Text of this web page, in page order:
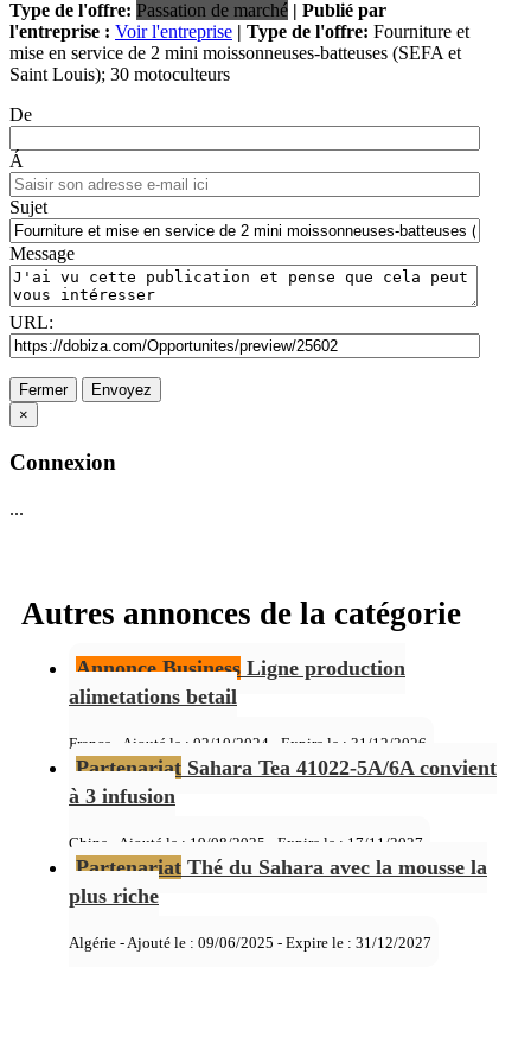
Type de l'offre: Passation de marché
| Publié par
l'entreprise : Voir l'entreprise | Type de l'offre: Fourniture et
mise en service de 2 mini moissonneuses-batteuses (SEFA et
Saint Louis); 30 motoculteurs
De
Á
Sujet
Message
URL:
Fermer
Envoyez
×
Connexion
...
Autres annonces de la catégorie
Annonce Business Ligne production
alimetations betail
France - Ajouté le : 02/10/2024 - Expire le : 31/12/2026
Partenariat Sahara Tea 41022-5A/6A convient
à 3 infusion
Chine - Ajouté le : 19/08/2025 - Expire le : 17/11/2027
Partenariat Thé du Sahara avec la mousse la
plus riche
Algérie - Ajouté le : 09/06/2025 - Expire le : 31/12/2027